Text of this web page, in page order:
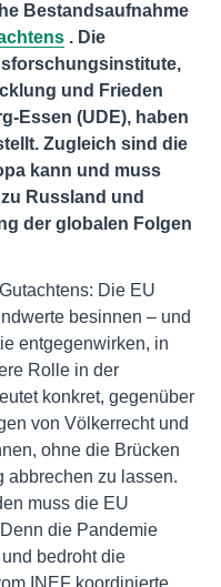
Bestandsaufnahme
. Die
und Frieden
Essen (UDE), haben
Zugleich sind die
kann und muss
Russland und
der globalen Folgen
Die EU
besinnen – und
entgegenwirken, in
Rolle in der
konkret, gegenüber
von Völkerrecht und
ohne die Brücken
abbrechen zu lassen.
muss die EU
die Pandemie
bedroht die
INEF koordinierte